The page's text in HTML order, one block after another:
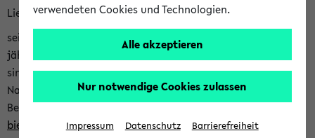
Liebe Studierende,
seit 2023 verleiht das Rektorat der Universität Bielefeld
jährlich den Nachhaltigkeitspreis für Abschlussarbeiten. Sie
sind herzlich eingeladen sich mit Ihrer Abschlussarbeit beim
Nachhaltigkeitsbüro zu bewerben. Bitte nutzen Sie für Ihre
Bewerbung dieses Formular<https://formulare.uni-
bielefeld.de/frontend-server/form/provide/913/>. Die
verwendeten Cookies und Technologien.
Alle akzeptieren
Nur notwendige Cookies zulassen
Impressum Datenschutz Barrierefreiheit